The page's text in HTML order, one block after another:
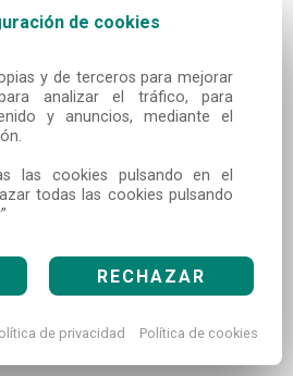
de cookies
y de terceros para mejorar
analizar el tráfico, para
y anuncios, mediante el
las cookies pulsando en el
todas las cookies pulsando
RECHAZAR
de privacidad Política de cookies